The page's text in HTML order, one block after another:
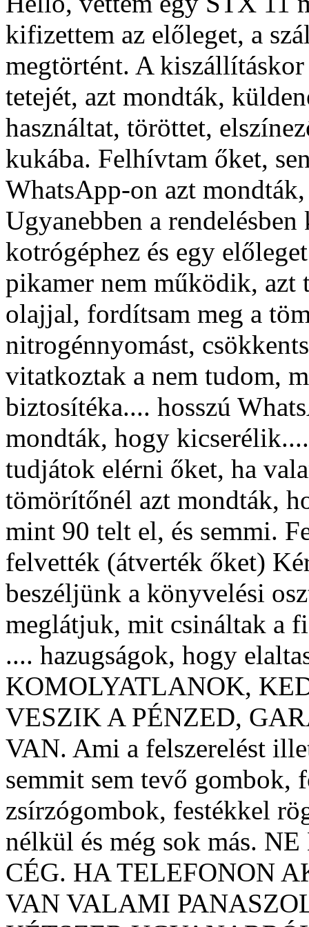
kifizettem az előleget, a
megtörtént. A
tetejét, azt mondták,
használtat, töröttet,
kukába. Felhívtam őket,
WhatsApp-on azt
Ugyanebben a
kotrógéphez és egy
pikamer nem működik, azt
olajjal, fordítsam meg a
nitrogénnyomást,
vitatkoztak a nem tudom,
biztosítéka.... hosszú
mondták, hogy
tudjátok elérni őket, ha
tömörítőnél azt mondták,
mint 90 telt el, és semmi.
felvették (átverték őket)
beszéljünk a könyvelési
meglátjuk, mit csináltak a
.... hazugságok, hogy
KOMOLYATLANOK,
VESZIK A PÉNZED,
VAN. Ami a felszerelést
semmit sem tevő gombok,
zsírzógombok, festékkel
nélkül és még sok más.
CÉG. HA TELEFONON
VAN VALAMI